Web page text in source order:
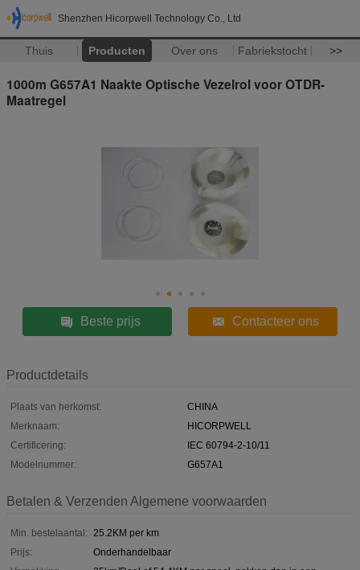
Shenzhen Hicorpwell Technology Co., Ltd
Thuis Producten Over ons Fabriekstocht >>
1000m G657A1 Naakte Optische Vezelrol voor OTDR-
Maatregel
Beste prijs Contacteer ons
Productdetails
Plaats van herkomst:
CHINA
Merknaam:
HICORPWELL
Certificering:
IEC 60794-2-10/11
Modelnummer:
G657A1
Betalen & Verzenden Algemene voorwaarden
Min. bestelaantal: 25.2KM per km
Prijs:
Onderhandelbaar